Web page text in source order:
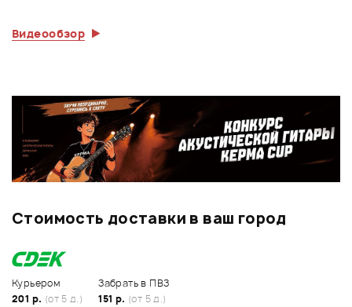
Видеообзор
Стоимость доставки в ваш город
Курьером
201 р. (от 5 д.)
Забрать в ПВЗ
151 р. (от 5 д.)